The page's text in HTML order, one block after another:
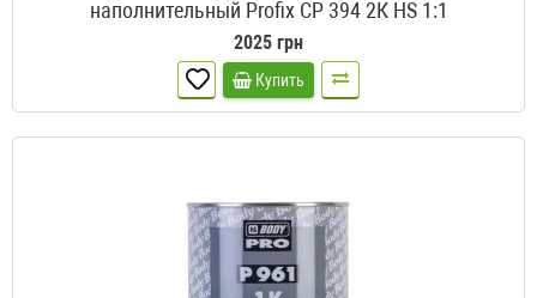
наполнительный Profix CP 394 2К HS 1:1
2025 грн
Купить